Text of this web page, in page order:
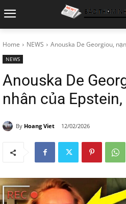
Home NEWS Anouska De Georgiou,
NEWS
Anouska De
nhân của
By Hoang Viet 12/02/2026